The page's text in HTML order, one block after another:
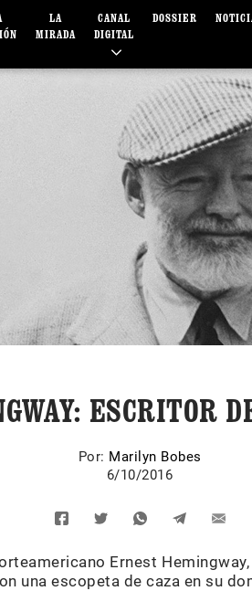
LA
MIRADA
CANAL
DIGITAL
DOSSIER
ESCRITOR
Por: Marilyn Bobes
6/10/2016
Ernest
una escopeta de caza en su